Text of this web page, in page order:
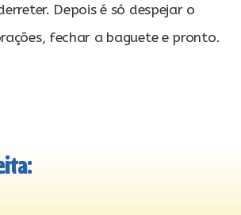
Depois é só despejar o
fechar a baguete e pronto.